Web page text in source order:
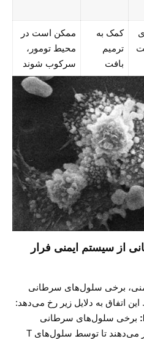
کمک به
ترمیم
بافت
ممکن است در
محیط تومور،
سرکوب شوند
از سیستم ایمنی فرار
برخی سلول‌های سرطانی
اتفاق به دلایل زیر رخ می‌دهد:
برخی سلول‌های سرطانی
پروتئین‌های سطحی خود را تغییر می‌دهند تا توسط سلول‌های T